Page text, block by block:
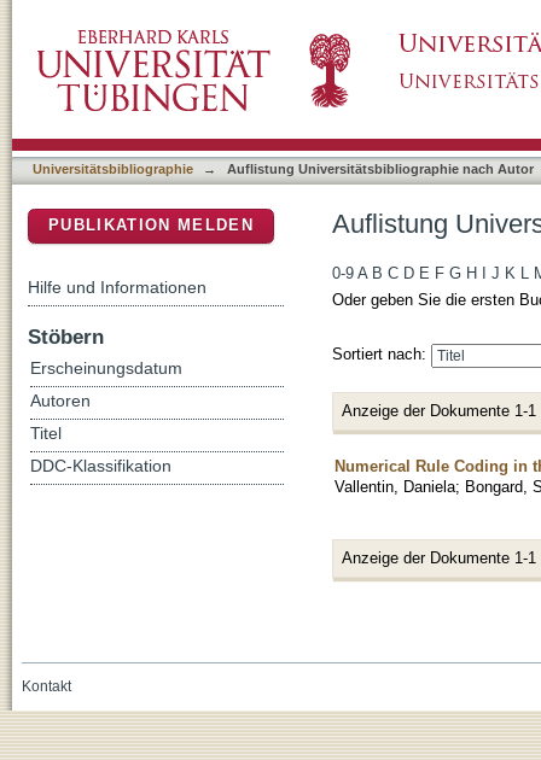
Universitätsbibliographie → Auflistung Universitätsbibliographie nach Autor
Auflistung
0-9 A B C D E F G H J K L
Oder geben Sie die ersten
Sortiert nach:
Anzeige der Dokumente 1-1
Numerical Rule Coding in
Vallentin, Daniela; Bongard,
Anzeige der Dokumente 1-1
PUBLIKATION MELDEN
Hilfe und Informationen
Stöbern
Erscheinungsdatum
Autoren
Titel
DDC-Klassifikation
Kontakt